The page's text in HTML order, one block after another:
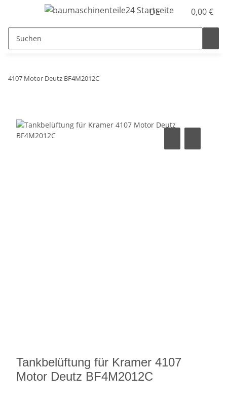
DE 0,00 €
4107 Motor Deutz BF4M2012C
Tankbelüftung für Kramer 4107
Motor Deutz BF4M2012C